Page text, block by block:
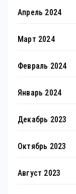
Апрель 2024
Март 2024
Февраль 2024
Январь 2024
Декабрь 2023
Октябрь 2023
Август 2023